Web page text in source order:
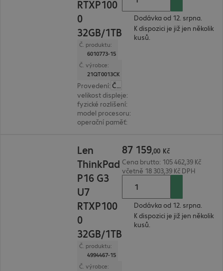
RTXP100
0
32GB/1TB
Č. produktu:
6010773-15
Č. výrobce:
21QT0013CK
Provedení:
Česká
velikost displeje:
fyzické rozlišení:
model procesoru:
operační paměť:
Dodávka od 12. srpna.
K dispozici je již jen několik
kusů.
Len
ThinkPad
P16 G3
U7
RTXP100
0
32GB/1TB
Č. produktu:
4994467-15
Č. výrobce:
87 159,00 Kč
Cena brutto: 105 462,39 Kč
včetně 18 303,39 Kč DPH
Dodávka od 12. srpna.
K dispozici je již jen několik
kusů.